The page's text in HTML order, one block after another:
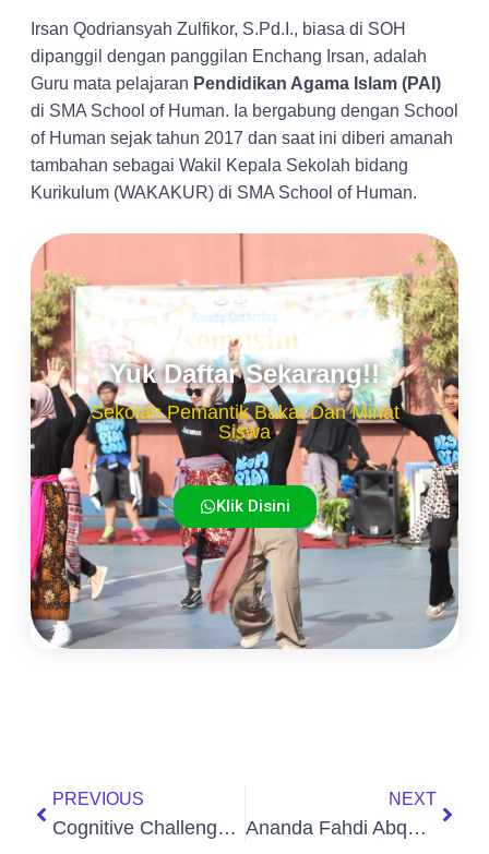
Irsan Qodriansyah Zulfikor, S.Pd.I., biasa di SOH
dipanggil dengan panggilan Enchang Irsan, adalah
Guru mata pelajaran Pendidikan Agama Islam (PAI)
di SMA School of Human. Ia bergabung dengan School
of Human sejak tahun 2017 dan saat ini diberi amanah
tambahan sebagai Wakil Kepala Sekolah bidang
Kurikulum (WAKAKUR) di SMA School of Human.
Yuk Daftar Sekarang!!
Sekolah Pemantik Bakat Dan Minat
Siswa
Klik Disini
PREVIOUS
Cognitive Challenge (CC) School of Human: Asesmen Akhir Semester Berbasis LMS Scola yang Mendorong Berpikir Tingkat Tinggi
NEXT
Ananda Fahdi Abqari Hanif Resmi Dilantik Sebagai Wakil Ketua ROHIS SMA Se-Kota Bekasi Periode 2026-2027